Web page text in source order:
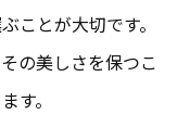
ことが大切です。
の美しさを保つこ
す。